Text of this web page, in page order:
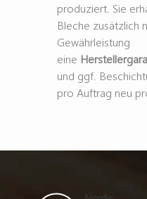
produziert. Sie
Bleche zusätzlich
Gewährleistung
eine
und ggf.
pro Auftrag neu